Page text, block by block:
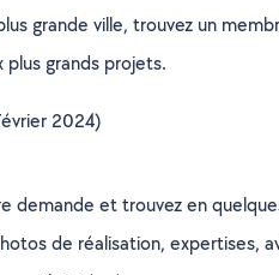
grande ville, trouvez un
grands projets.
2024)
demande et trouvez en
de réalisation, expertises,